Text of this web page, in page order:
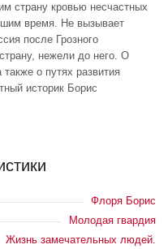
страну кровью несчастных
время. Не вызывает
после Грозного
нежели до него. О
о путях развития
историк Борис
Флоря Борис
Молодая гвардия
Жизнь замечательных людей.